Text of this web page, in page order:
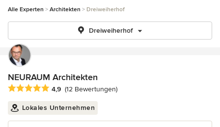
Alle Experten Architekten Dreiweiherhof
Dreiweiherhof
NEURAUM Architekten
Durchschnittliche Bewertung: 4.9 von 5 Sternen
4,9 (12 Bewertungen)
Lokales Unternehmen